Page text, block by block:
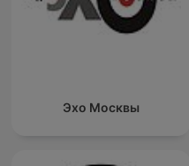
Эхо Москвы